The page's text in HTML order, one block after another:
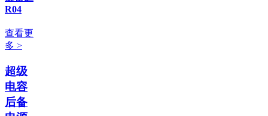
R04
查看更
多 >
超级
电容
后备